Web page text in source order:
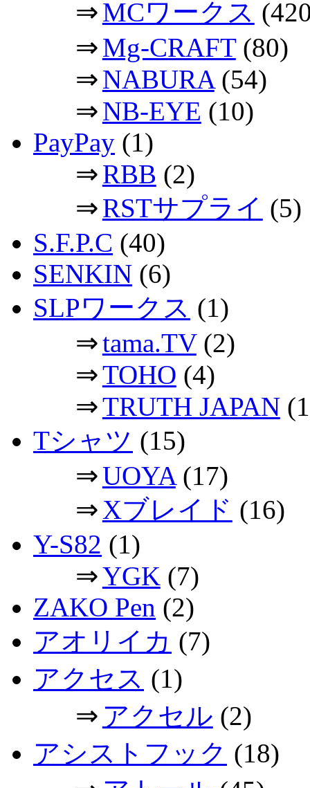
⇒MCワークス
⇒Mg-CRAFT(80)
⇒NABURA(54)
⇒NB-EYE (10)
PayPay (1)
⇒RBB (2)
⇒RSTサプライ (5)
S.F.P.C (40)
SENKIN (6)
SLPワークス (1)
⇒tama.TV(2)
⇒TOHO (4)
⇒TRUTH JAPAN
Tシャツ (15)
⇒UOYA(17)
⇒Xブレイド (16)
Y-S82 (1)
⇒YGK (7)
ZAKO Pen (2)
アオリイカ (7)
アクセス (1)
⇒ アクセル (2)
アシストフック (18)